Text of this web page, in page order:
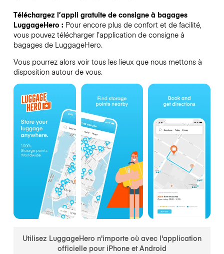
Téléchargez l’appli gratuite de consigne à bagages
LuggageHero :Pour encore plus de confort et de facilité,
vous pouvez télécharger l’application de consigne à
bagages de LuggageHero.
Vous pourrez alors voir tous les lieux que nous mettons à
disposition autour de vous.
Utilisez LuggageHero n'importe où avec l'application
officielle pour iPhone et Android